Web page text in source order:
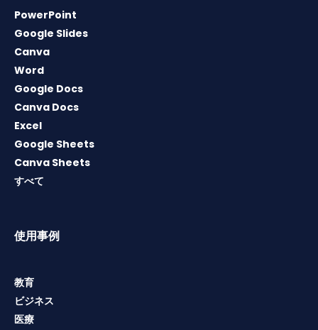
PowerPoint
Google Slides
Canva
Word
Google Docs
Canva Docs
Excel
Google Sheets
Canva Sheets
すべて
使用事例
教育
ビジネス
医療